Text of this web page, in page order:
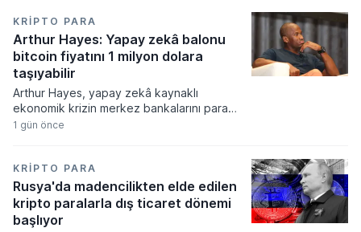
KRIPTO PARA
Arthur Hayes: Yapay zekâ balonu
bitcoin fiyatını 1 milyon dolara
taşıyabilir
Arthur Hayes, yapay zekâ kaynaklı
ekonomik krizin merkez bankalarını para
basmaya zorlayacağını ve bu durumun
kayıplarının tetikleyeceği kredi krizinin
küresel likidite artışına yol açacağını belirtti
ve bitcoinin bu süreçte en hızlı tepki veren
varlık olacağı vurguladı.
1 gün önce
KRIPTO PARA
Rusya'da madencilikten elde edilen
kripto paralarla dış ticaret dönemi
başlıyor